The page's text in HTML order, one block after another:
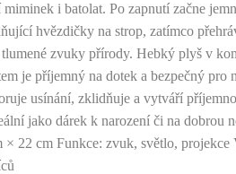
i batolat. Po zapnutí začne
hvězdičky na strop, zatímco
zvuky přírody. Hebký plyš v
je příjemný na dotek a bezpečný pro
usínání, zklidňuje a vytváří
jako dárek k narození či na dobrou
× 22 cm Funkce: zvuk, světlo, projekce